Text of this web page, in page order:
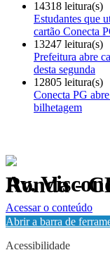
14318 leitura(s)
Estudantes que
cartão Conecta
13247 leitura(s)
Prefeitura abre
desta segunda
12805 leitura(s)
Conecta PG
bilhetagem
Av. Visconde de
Política de Privacidade.
Acessar o conteúdo
Abrir a barra de
Acessibilidade